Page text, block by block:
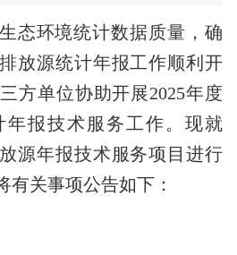
态环境统计数据质量，确
放源统计年报工作顺利开
方单位协助开展2025年度
年报技术服务工作。现就
源年报技术服务项目进行
有关事项公告如下：